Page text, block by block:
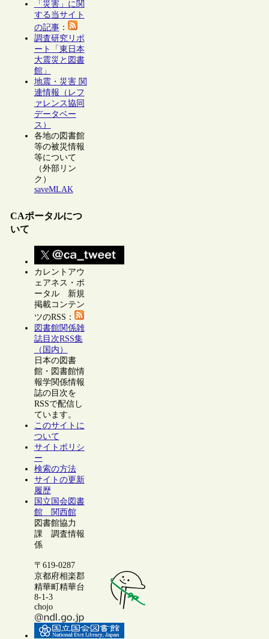
「災害」に関
する当サイト
の記事：
調査研究リポ
ート「東日本
大震災と図書
館」
地震・災害 関
連情報（レフ
ァレンス協同
データベー
ス）
各地の図書館
等の被災情報
等について
（外部リン
ク）
saveMLAK
CAポータルにつ
いて
カレントアウ
ェアネス・ポ
ータル 新規
掲載コンテン
ツのRSS：
図書館関係雑
誌目次RSS集
（国内）
日本の図書
館・図書館情
報学関係情報
誌の目次を
RSSで配信し
ています。
このサイトに
ついて
サイトポリシ
ー
検索の方法
サイトの更新
履歴
国立国会図書
館 関西館
図書館協力
課 調査情報
係
〒619-0287
京都府相楽郡
精華町精華台
8-1-3
chojo